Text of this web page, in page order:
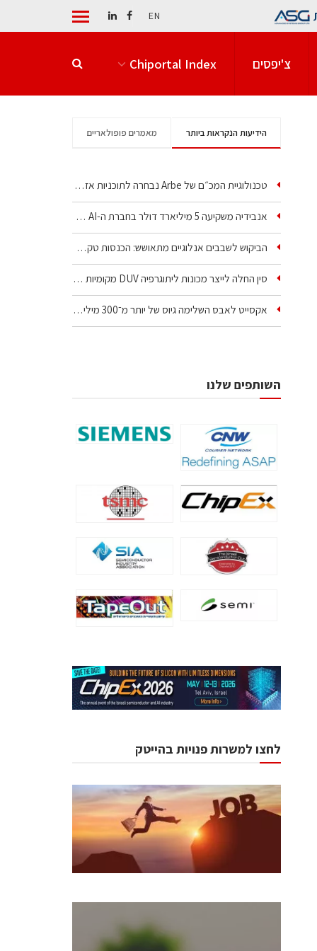
EN
צ'יפסים Chiportal Index
הידיעות הנקראות ביותר מאמרים פופולאריים
טכנולוגיית המכ״ם של Arbe נבחרה לתוכניות אזרחיות וביטחוניות
אנבידיה משקיעה 5 מיליארד דולר בחברת ה-AI של איליה סוצקבר
הביקוש לשבבים אנלוגיים מתאושש: הכנסות טקסס…
סין החלה לייצר מכונות ליתוגרפיה DUV מקומיות בטבילה
אקסייט לאבס השלימה גיוס של יותר מ־300 מיליון דולר…
השותפים שלנו
לחצו למשרות פנויות בהייטק